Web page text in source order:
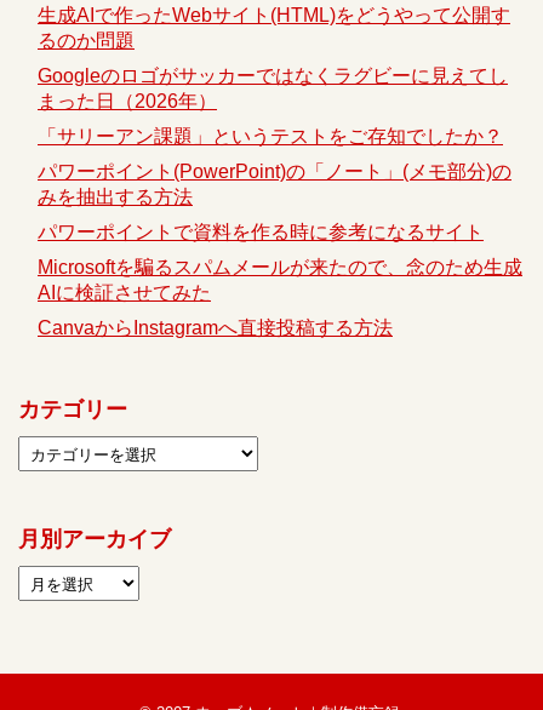
生成AIで作ったWebサイト(HTML)をどうやって公開す
るのか問題
Googleのロゴがサッカーではなくラグビーに見えてし
まった日（2026年）
「サリーアン課題」というテストをご存知でしたか？
パワーポイント(PowerPoint)の「ノート」(メモ部分)の
みを抽出する方法
パワーポイントで資料を作る時に参考になるサイト
Microsoftを騙るスパムメールが来たので、念のため生成
AIに検証させてみた
CanvaからInstagramへ直接投稿する方法
カテゴリー
月別アーカイブ